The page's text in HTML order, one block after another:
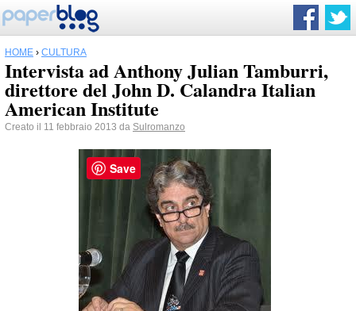
HOME › CULTURA
Intervista ad Anthony Julian Tamburri,
direttore del John D. Calandra Italian
American Institute
Creato il 11 febbraio 2013 da Sulromanzo
Save